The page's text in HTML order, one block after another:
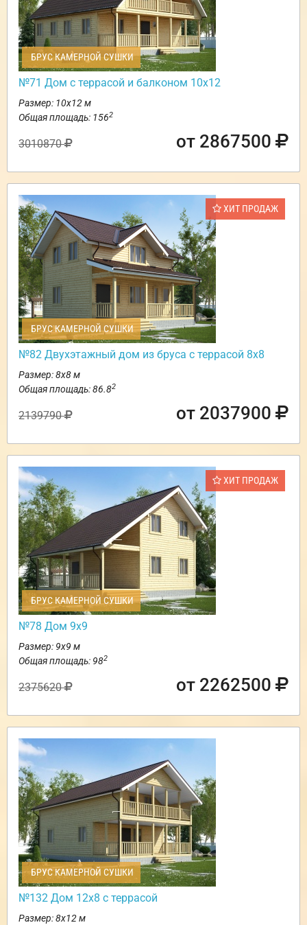
БРУС КАМЕРНОЙ СУШКИ
№71 Дом с террасой и балконом 10х12
Размер: 10х12 м
Общая площадь: 1562
3010870 от 2867500
ХИТ ПРОДАЖ
БРУС КАМЕРНОЙ СУШКИ
№82 Двухэтажный дом из бруса с террасой 8х8
Размер: 8х8 м
Общая площадь: 86.82
2139790 от 2037900
ХИТ ПРОДАЖ
БРУС КАМЕРНОЙ СУШКИ
№78 Дом 9х9
Размер: 9х9 м
Общая площадь: 982
2375620 от 2262500
БРУС КАМЕРНОЙ СУШКИ
№132 Дом 12х8 с террасой
Размер: 8х12 м